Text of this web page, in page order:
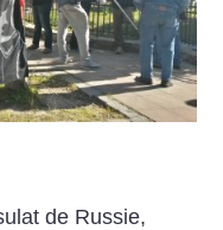
de Russie,